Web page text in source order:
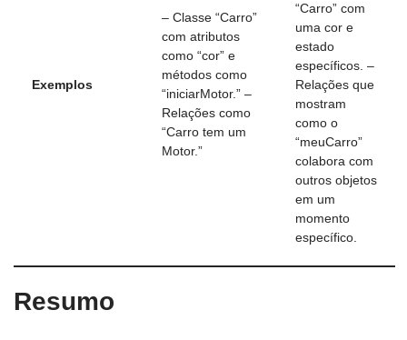
Exemplos
– Classe “Carro”
com atributos
como “cor” e
métodos como
“iniciarMotor.” –
Relações como
“Carro tem um
Motor.”
“Carro” com
uma cor e
estado
específicos. –
Relações que
mostram
como o
“meuCarro”
colabora com
outros objetos
em um
momento
específico.
Resumo